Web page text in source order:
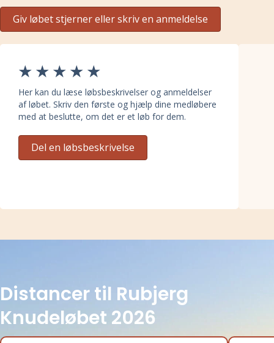
Giv løbet stjerner eller skriv en anmeldelse
Her kan du læse løbsbeskrivelser og anmeldelser
af løbet. Skriv den første og hjælp dine medløbere
med at beslutte, om det er et løb for dem.
Del en løbsbeskrivelse
Distancer til Rubjerg
Knudeløbet 2026